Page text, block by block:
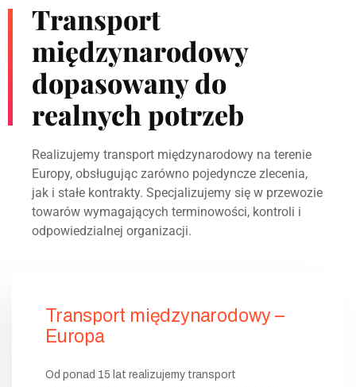
Transport
międzynarodowy
dopasowany do
realnych potrzeb
Realizujemy transport międzynarodowy na terenie
Europy, obsługując zarówno pojedyncze zlecenia,
jak i stałe kontrakty. Specjalizujemy się w przewozie
towarów wymagających terminowości, kontroli i
odpowiedzialnej organizacji.
Transport międzynarodowy –
Europa
Od ponad 15 lat realizujemy transport